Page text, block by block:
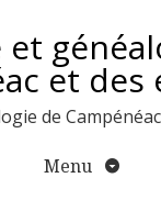
et des
de
Menu